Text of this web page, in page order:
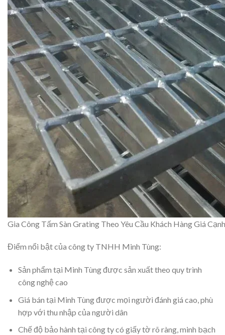
Gia Công Tấm Sàn Grating Theo Yêu Cầu Khách Hàng Giá
Điểm nổi bật của công ty TNHH Minh Tùng:
Sản phẩm tại Minh Tùng được sản xuất theo quy trình
công nghệ cao
Giá bán tại Minh Tùng được mọi người đánh giá cao, phù
hợp với thu nhập của người dân
Chế độ bảo hành tại công ty có giấy tờ rõ ràng, minh bạch